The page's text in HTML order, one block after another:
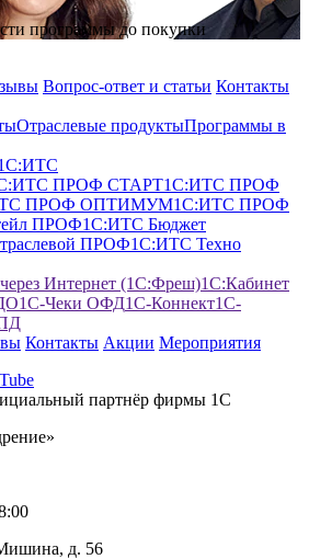
программы до покупки
Вопрос-ответ и статьи Контакты
Отраслевые продуктыПрограммы в
ПРОФ СТАРТ1С:ИТС ПРОФ
ПРОФ ОПТИМУМ1С:ИТС ПРОФ
ПРОФ1С:ИТС Бюджет
ПРОФ1С:ИТС Техно
Интернет (1С:Фреш)1С:Кабинет
1С-Чеки ОФД1С‑Коннект1C-
Контакты Акции Мероприятия
д. 56